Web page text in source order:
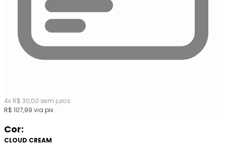
4x R$ 30,00 sem juros
R$ 107,99 via pix
Cor:
CLOUD CREAM